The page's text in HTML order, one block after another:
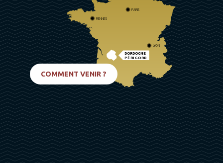
DORDOGNE
PÉRIGORD
PARIS
RENNES
LYON
COMMENT VENIR ?